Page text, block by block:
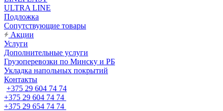
ULTRA LINE
Подложка
Сопутствующие товары
Акции
Услуги
Дополнительные услуги
Грузоперевозки по Минску и РБ
Укладка напольных покрытий
Контакты
+375 29 604 74 74
+375 29 604 74 74
+375 29 654 74 74